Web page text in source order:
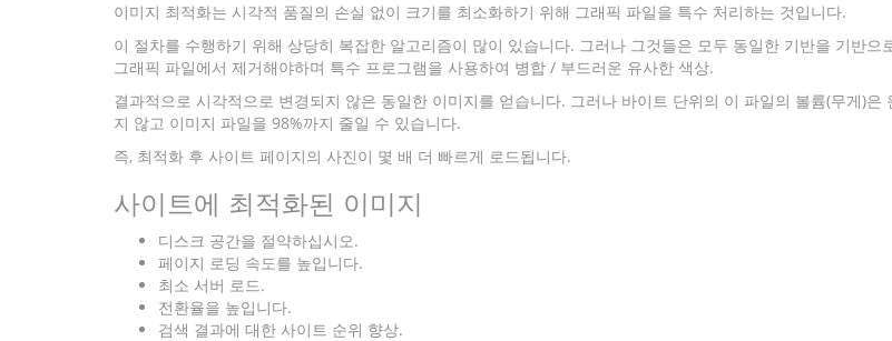
이미지 최적화는 시각적 품질의 손실 없이 크기를 최소화하기 위해 그래픽 파일을 특수 처리하는 것입니다.
이 절차를 수행하기 위해 상당히 복잡한 알고리즘이 많이 있습니다. 그러나 그것들은 모두 동일한 기반을 기반
그래픽 파일에서 제거해야하며 특수 프로그램을 사용하여 병합 / 부드러운 유사한 색상.
결과적으로 시각적으로 변경되지 않은 동일한 이미지를 얻습니다. 그러나 바이트 단위의 이 파일의 볼륨(무게)
지 않고 이미지 파일을 98%까지 줄일 수 있습니다.
즉, 최적화 후 사이트 페이지의 사진이 몇 배 더 빠르게 로드됩니다.
사이트에 최적화된 이미지
디스크 공간을 절약하십시오.
페이지 로딩 속도를 높입니다.
최소 서버 로드.
전환율을 높입니다.
검색 결과에 대한 사이트 순위 향상.